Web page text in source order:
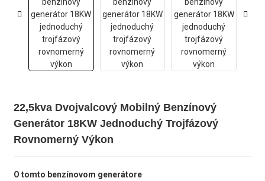
22,5kva Dvojvalcový Mobilný Benzínový
Generátor 18KW Jednoduchý Trojfázový
Rovnomerný Výkon
O tomto benzínovom generátore